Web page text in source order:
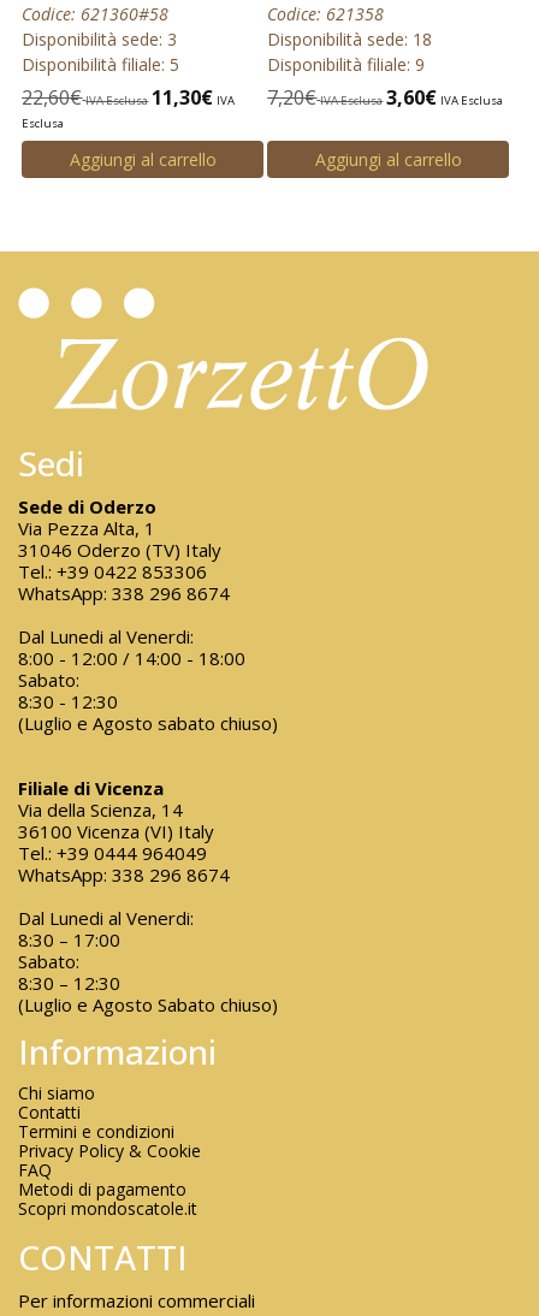
Codice: 621360#58
Disponibilità sede: 3
Disponibilità filiale: 5
22,60€ IVA Esclusa 11,30€ IVA
Esclusa
Aggiungi al carrello
Codice: 621358
Disponibilità sede: 18
Disponibilità filiale: 9
7,20€ IVA Esclusa 3,60€ IVA Esclusa
Aggiungi al carrello
Sedi
Sede di Oderzo
Via Pezza Alta, 1
31046 Oderzo (TV) Italy
Tel.: +39 0422 853306
WhatsApp: 338 296 8674
Dal Lunedi al Venerdi:
8:00 - 12:00 / 14:00 - 18:00
Sabato:
8:30 - 12:30
(Luglio e Agosto sabato chiuso)
Filiale di Vicenza
Via della Scienza, 14
36100 Vicenza (VI) Italy
Tel.: +39 0444 964049
WhatsApp: 338 296 8674
Dal Lunedi al Venerdi:
8:30 – 17:00
Sabato:
8:30 – 12:30
(Luglio e Agosto Sabato chiuso)
Informazioni
Chi siamo
Contatti
Termini e condizioni
Privacy Policy & Cookie
FAQ
Metodi di pagamento
Scopri mondoscatole.it
CONTATTI
Per informazioni commerciali